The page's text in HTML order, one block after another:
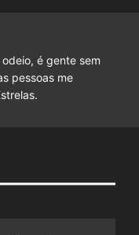
é gente sem
pessoas me